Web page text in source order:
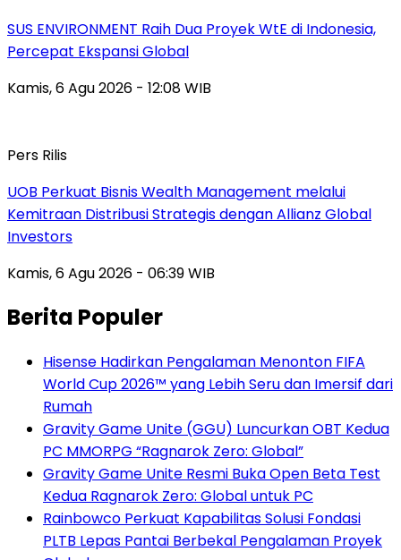
SUS ENVIRONMENT Raih Dua Proyek WtE di Indonesia,
Percepat Ekspansi Global
Kamis, 6 Agu 2026 - 12:08 WIB
Pers Rilis
UOB Perkuat Bisnis Wealth Management melalui
Kemitraan Distribusi Strategis dengan Allianz Global
Investors
Kamis, 6 Agu 2026 - 06:39 WIB
Berita Populer
Hisense Hadirkan Pengalaman Menonton FIFA
World Cup 2026™ yang Lebih Seru dan Imersif dari
Rumah
Gravity Game Unite (GGU) Luncurkan OBT Kedua
PC MMORPG “Ragnarok Zero: Global”
Gravity Game Unite Resmi Buka Open Beta Test
Kedua Ragnarok Zero: Global untuk PC
Rainbowco Perkuat Kapabilitas Solusi Fondasi
PLTB Lepas Pantai Berbekal Pengalaman Proyek